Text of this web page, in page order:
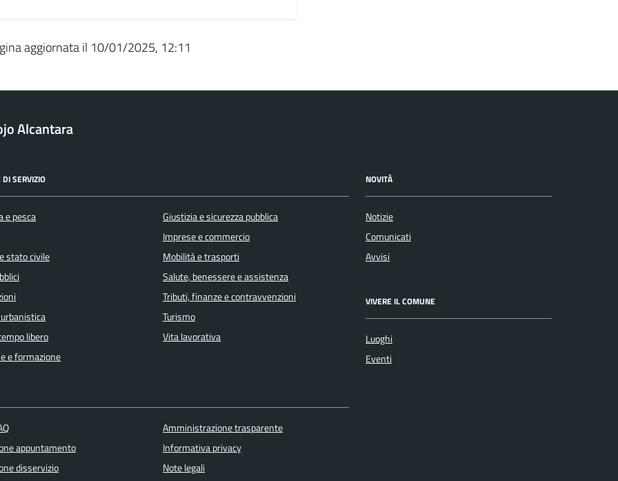
aggiornata il 10/01/2025, 12:11
Alcantara
DI SERVIZIO
e pesca
stato civile
libero
e formazione
Giustizia e sicurezza pubblica
Imprese e commercio
Mobilità e trasporti
Salute, benessere e assistenza
Tributi, finanze e contravvenzioni
Turismo
Vita lavorativa
NOVITÀ
Notizie
Comunicati
Avvisi
VIVERE IL COMUNE
Luoghi
Eventi
appuntamento
disservizio
Amministrazione trasparente
Informativa privacy
Note legali